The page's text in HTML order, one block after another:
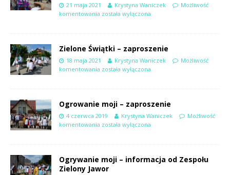
21 maja 2021 Krystyna Waniczek
Możliwość
komentowania została wyłączona
Zielone Świątki – zaproszenie
18 maja 2021 Krystyna Waniczek
Możliwość
komentowania została wyłączona
Ogrowanie moji – zaproszenie
4 czerwca 2019 Krystyna Waniczek
Możliwość
komentowania została wyłączona
Ogrywanie moji – informacja od Zespołu
Zielony Jawor